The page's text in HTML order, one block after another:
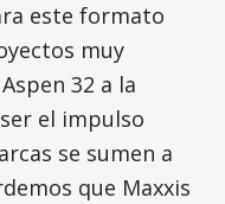
este formato
muy
32 a la
el impulso
se sumen a
que Maxxis